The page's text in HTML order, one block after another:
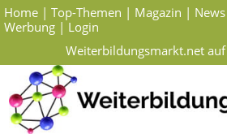
Home | Top-Themen | Magazin | News
Werbung | Login
Weiterbildungsmarkt.net auf